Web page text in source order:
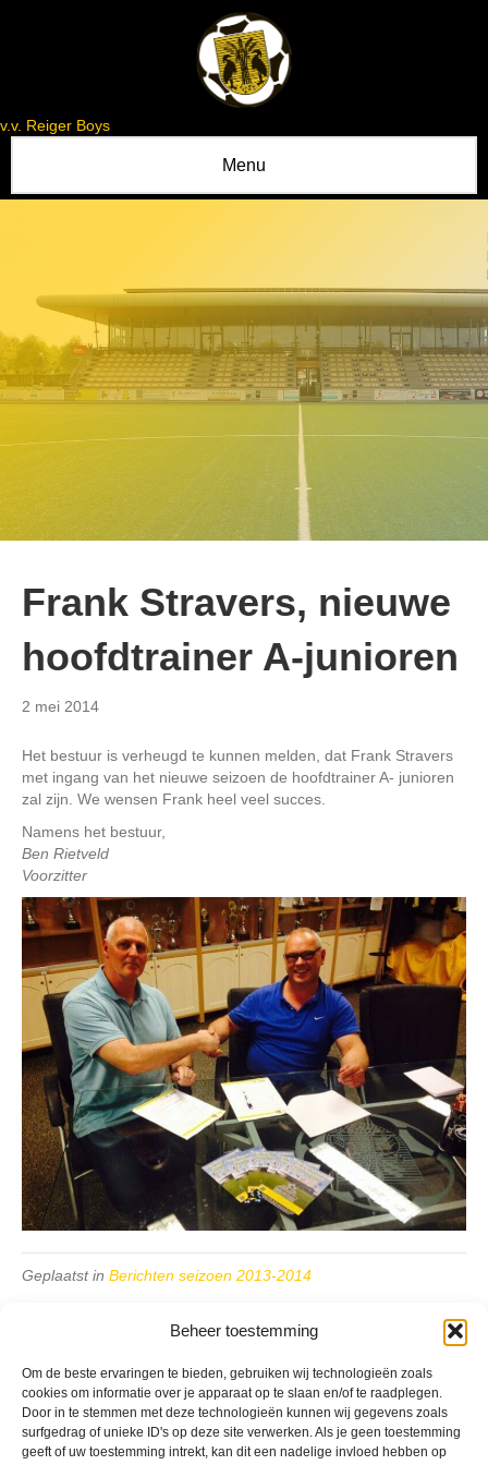
Beheer toestemming
Om de beste ervaringen te bieden, gebruiken wij technologieën zoals
cookies om informatie over je apparaat op te slaan en/of te raadplegen.
Door in te stemmen met deze technologieën kunnen wij gegevens zoals
surfgedrag of unieke ID's op deze site verwerken. Als je geen toestemming
geeft of uw toestemming intrekt, kan dit een nadelige invloed hebben op
v.v. Reiger Boys
Menu
Frank Stravers, nieuwe
hoofdtrainer A-junioren
2 mei 2014
Het bestuur is verheugd te kunnen melden, dat Frank Stravers
met ingang van het nieuwe seizoen de hoofdtrainer A- junioren
zal zijn. We wensen Frank heel veel succes.
Namens het bestuur,
Ben Rietveld
Voorzitter
Geplaatst in Berichten seizoen 2013-2014
VV Reiger Boys
De Wending, Lotte Beesedijk 1